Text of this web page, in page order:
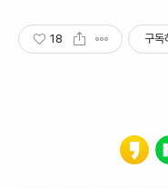
18 구독